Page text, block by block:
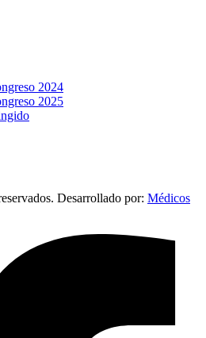
2024
2025
Desarrollado por: Médicos